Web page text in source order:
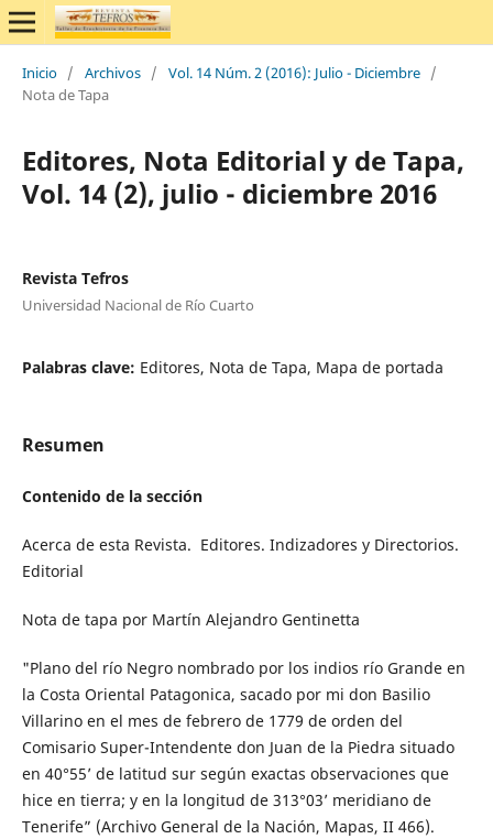
Inicio / Archivos / Vol. 14 Núm. 2 (2016): Julio - Diciembre /
Nota de Tapa
Editores, Nota Editorial y de Tapa,
Vol. 14 (2), julio - diciembre 2016
Revista Tefros
Universidad Nacional de Río Cuarto
Palabras clave: Editores, Nota de Tapa, Mapa de portada
Resumen
Contenido de la sección
Acerca de esta Revista. Editores. Indizadores y Directorios.
Editorial
Nota de tapa por Martín Alejandro Gentinetta
"Plano del río Negro nombrado por los indios río Grande en
la Costa Oriental Patagonica, sacado por mi don Basilio
Villarino en el mes de febrero de 1779 de orden del
Comisario Super-Intendente don Juan de la Piedra situado
en 40°55’ de latitud sur según exactas observaciones que
hice en tierra; y en la longitud de 313°03’ meridiano de
Tenerife” (Archivo General de la Nación, Mapas, II 466).